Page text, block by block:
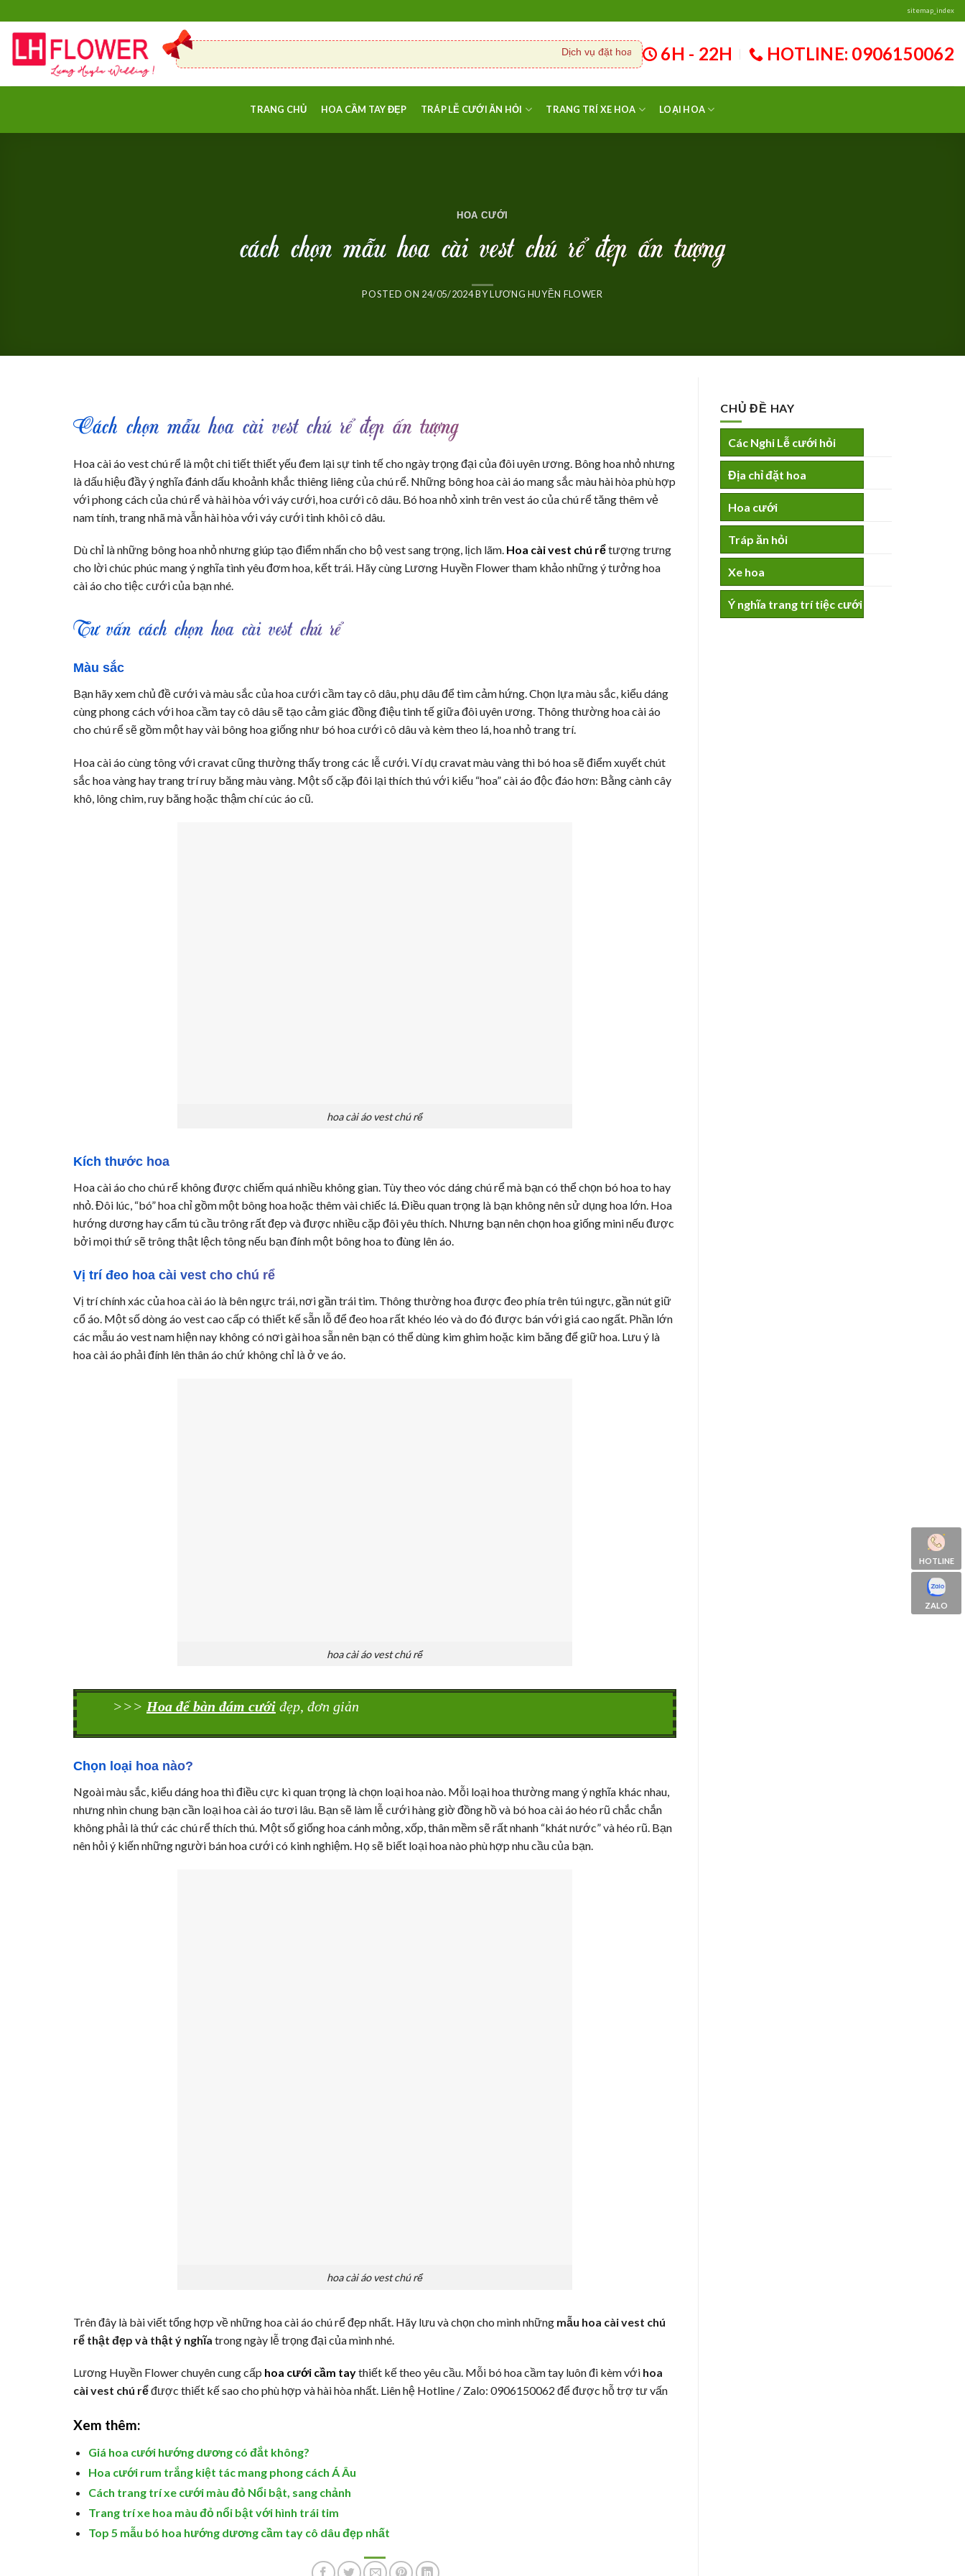
to
content
sitemap_index
Dịch vụ đặt hoa cưới, xe hoa tráp ăn hỏi trọn gói chuyên nghiệp giá rẻ toàn quốc Hotline/
6H - 22H HOTLINE: 0906150062
TRANG CHỦ HOA CẦM TAY ĐẸP TRÁP LỄ CƯỚI ĂN HỎI TRANG TRÍ XE HOA LOẠI HOA
HOA CƯỚI
cách chọn mẫu hoa cài vest chú rể đẹp ấn tượng
POSTED ON 24/05/2024BYLƯƠNG HUYỀN FLOWER
Cách chọn mẫu hoa cài vest chú rể đẹp ấn tượng
Hoa cài áo vest chú rể là một chi tiết thiết yếu đem lại sự tinh tế cho ngày trọng đại của đôi uyên ương. Bông hoa nhỏ nhưng
là dấu hiệu đầy ý nghĩa đánh dấu khoảnh khắc thiêng liêng của chú rể. Những bông hoa cài áo mang sắc màu hài hòa phù hợp
với phong cách của chú rể và hài hòa với váy cưới, hoa cưới cô dâu. Bó hoa nhỏ xinh trên vest áo của chú rể tăng thêm vẻ
nam tính, trang nhã mà vẫn hài hòa với váy cưới tinh khôi cô dâu.
Dù chỉ là những bông hoa nhỏ nhưng giúp tạo điểm nhấn cho bộ vest sang trọng, lịch lãm. Hoa cài vest chú rểtượng trưng
cho lời chúc phúc mang ý nghĩa tình yêu đơm hoa, kết trái. Hãy cùng Lương Huyền Flower tham khảo những ý tưởng hoa
cài áo cho tiệc cưới của bạn nhé.
Tư vấn cách chọn hoa cài vest chú rể
Màu sắc
Bạn hãy xem chủ đề cưới và màu sắc của hoa cưới cầm tay cô dâu, phụ dâu để tìm cảm hứng. Chọn lựa màu sắc, kiểu dáng
cùng phong cách với hoa cầm tay cô dâu sẽ tạo cảm giác đồng điệu tinh tế giữa đôi uyên ương. Thông thường hoa cài áo
cho chú rể sẽ gồm một hay vài bông hoa giống như bó hoa cưới cô dâu và kèm theo lá, hoa nhỏ trang trí.
Hoa cài áo cùng tông với cravat cũng thường thấy trong các lễ cưới. Ví dụ cravat màu vàng thì bó hoa sẽ điểm xuyết chút
sắc hoa vàng hay trang trí ruy băng màu vàng. Một số cặp đôi lại thích thú với kiểu “hoa” cài áo độc đáo hơn: Bằng cành cây
khô, lông chim, ruy băng hoặc thậm chí cúc áo cũ.
hoa cài áo vest chú rể
Kích thước hoa
Hoa cài áo cho chú rể không được chiếm quá nhiều không gian. Tùy theo vóc dáng chú rể mà bạn có thể chọn bó hoa to hay
nhỏ. Đôi lúc, “bó” hoa chỉ gồm một bông hoa hoặc thêm vài chiếc lá. Điều quan trọng là bạn không nên sử dụng hoa lớn. Hoa
hướng dương hay cẩm tú cầu trông rất đẹp và được nhiều cặp đôi yêu thích. Nhưng bạn nên chọn hoa giống mini nếu được
bởi mọi thứ sẽ trông thật lệch tông nếu bạn đính một bông hoa to đùng lên áo.
Vị trí đeo hoa cài vest cho chú rể
Vị trí chính xác của hoa cài áo là bên ngực trái, nơi gần trái tim. Thông thường hoa được đeo phía trên túi ngực, gần nút giữ
cổ áo. Một số dòng áo vest cao cấp có thiết kế sẵn lỗ để đeo hoa rất khéo léo và do đó được bán với giá cao ngất. Phần lớn
các mẫu áo vest nam hiện nay không có nơi gài hoa sẵn nên bạn có thể dùng kim ghim hoặc kim băng để giữ hoa. Lưu ý là
hoa cài áo phải đính lên thân áo chứ không chỉ là ở ve áo.
hoa cài áo vest chú rể
>>> Hoa để bàn đám cưới đẹp, đơn giản
Chọn loại hoa nào?
Ngoài màu sắc, kiểu dáng hoa thì điều cực kì quan trọng là chọn loại hoa nào. Mỗi loại hoa thường mang ý nghĩa khác nhau,
nhưng nhìn chung bạn cần loại hoa cài áo tươi lâu. Bạn sẽ làm lễ cưới hàng giờ đồng hồ và bó hoa cài áo héo rũ chắc chắn
không phải là thứ các chú rể thích thú. Một số giống hoa cánh mỏng, xốp, thân mềm sẽ rất nhanh “khát nước” và héo rũ. Bạn
nên hỏi ý kiến những người bán hoa cưới có kinh nghiệm. Họ sẽ biết loại hoa nào phù hợp nhu cầu của bạn.
hoa cài áo vest chú rể
Trên đây là bài viết tổng hợp về những hoa cài áo chú rể đẹp nhất. Hãy lưu và chọn cho mình những mẫu hoa cài vest chú
rể thật đẹp và thật ý nghĩa trong ngày lễ trọng đại của mình nhé.
Lương Huyền Flower chuyên cung cấp hoa cưới cầm taythiết kế theo yêu cầu. Mỗi bó hoa cầm tay luôn đi kèm với hoa
cài vest chú rểđược thiết kế sao cho phù hợp và hài hòa nhất. Liên hệ Hotline / Zalo: 0906150062 để được hỗ trợ tư vấn
Xem thêm:
Giá hoa cưới hướng dương có đắt không?
Hoa cưới rum trắng kiệt tác mang phong cách Á Âu
Cách trang trí xe cưới màu đỏ Nổi bật, sang chảnh
Trang trí xe hoa màu đỏ nổi bật với hình trái tim
Top 5 mẫu bó hoa hướng dương cầm tay cô dâu đẹp nhất
CHỦ ĐỀ HAY
Các Nghi Lễ cưới hỏi
Địa chỉ đặt hoa
Hoa cưới
Tráp ăn hỏi
Xe hoa
Ý nghĩa trang trí tiệc cưới
HOTLINE
ZALO